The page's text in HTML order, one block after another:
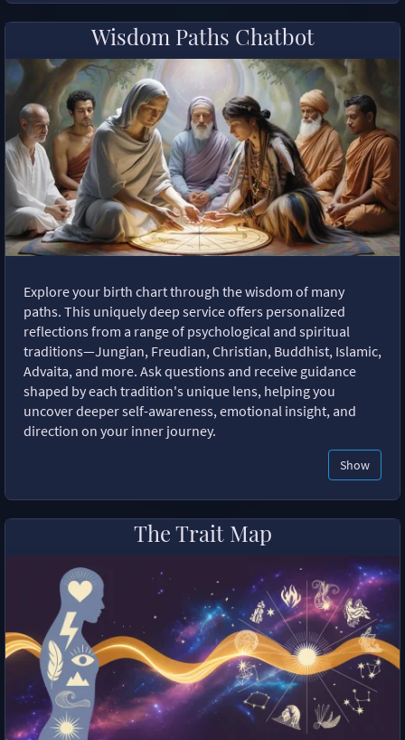
Wisdom Paths Chatbot
Explore your birth chart through the wisdom of many
paths. This uniquely deep service offers personalized
reflections from a range of psychological and spiritual
traditions—Jungian, Freudian, Christian, Buddhist, Islamic,
Advaita, and more. Ask questions and receive guidance
shaped by each tradition's unique lens, helping you
uncover deeper self-awareness, emotional insight, and
direction on your inner journey.
Show
The Trait Map